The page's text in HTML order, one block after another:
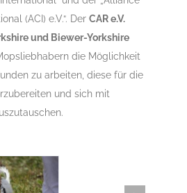
(ACI) e.V.“. Der CAR e.V.
und Biewer-Yorkshire
die Möglichkeit
zu arbeiten, diese für die
und sich mit